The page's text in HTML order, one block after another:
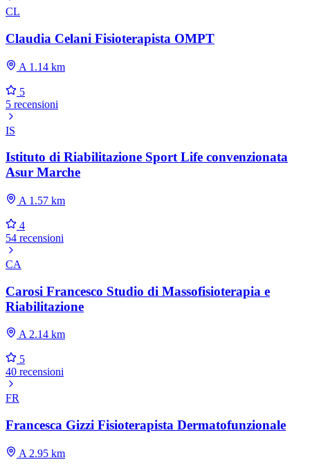
CL
Claudia Celani Fisioterapista OMPT
A 1.14 km
5
5 recensioni
IS
Istituto di Riabilitazione Sport Life convenzionata
Asur Marche
A 1.57 km
4
54 recensioni
CA
Carosi Francesco Studio di Massofisioterapia e
Riabilitazione
A 2.14 km
5
40 recensioni
FR
Francesca Gizzi Fisioterapista Dermatofunzionale
A 2.95 km